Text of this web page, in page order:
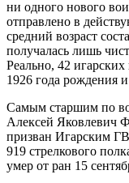
ни одного нового
отправлено в
средний возраст
получалась лишь
Реально, 42
1926 года рождения
Самым старшим по
Алексей Яковлевич
призван Игарским
919 стрелкового
умер от ран 15